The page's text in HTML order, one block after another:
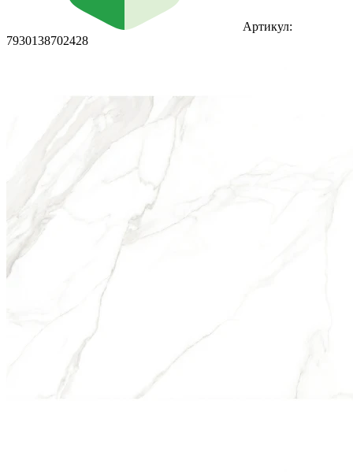
Артикул:
7930138702428